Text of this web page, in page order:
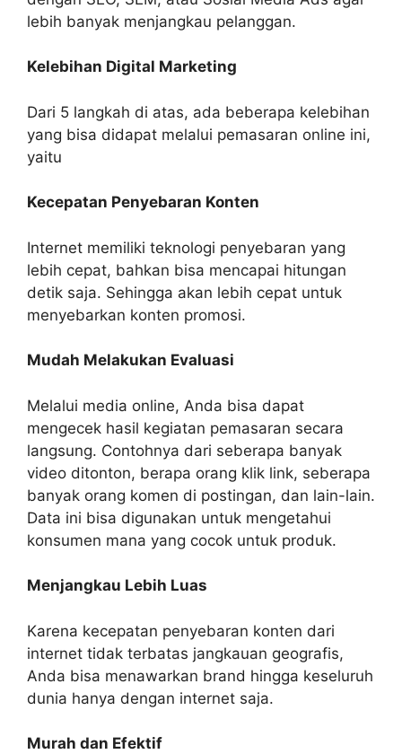
lebih banyak menjangkau pelanggan.
Kelebihan Digital Marketing
Dari 5 langkah di atas, ada beberapa kelebihan
yang bisa didapat melalui pemasaran online ini,
yaitu
Kecepatan Penyebaran Konten
Internet memiliki teknologi penyebaran yang
lebih cepat, bahkan bisa mencapai hitungan
detik saja. Sehingga akan lebih cepat untuk
menyebarkan konten promosi.
Mudah Melakukan Evaluasi
Melalui media online, Anda bisa dapat
mengecek hasil kegiatan pemasaran secara
langsung. Contohnya dari seberapa banyak
video ditonton, berapa orang klik link, seberapa
banyak orang komen di postingan, dan lain-lain.
Data ini bisa digunakan untuk mengetahui
konsumen mana yang cocok untuk produk.
Menjangkau Lebih Luas
Karena kecepatan penyebaran konten dari
internet tidak terbatas jangkauan geografis,
Anda bisa menawarkan brand hingga keseluruh
dunia hanya dengan internet saja.
Murah dan Efektif